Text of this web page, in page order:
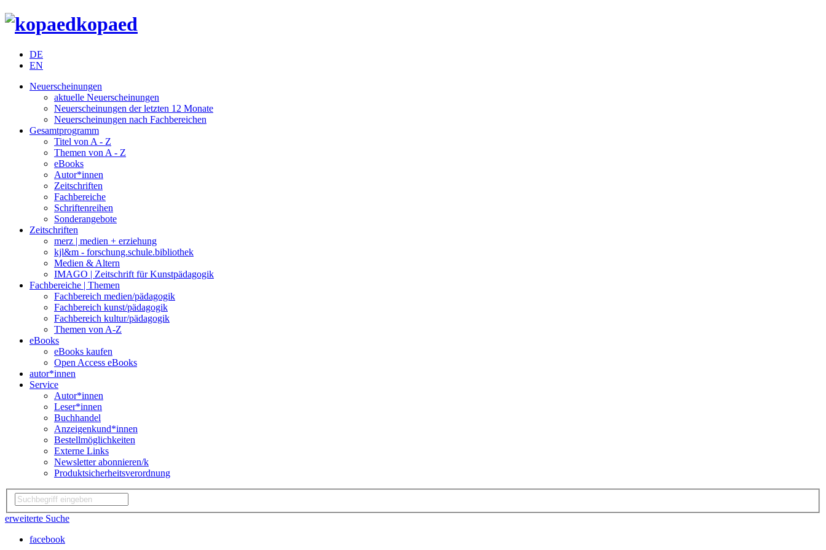
kopaed
DE
EN
Neuerscheinungen
aktuelle Neuerscheinungen
Neuerscheinungen der letzten 12 Monate
Neuerscheinungen nach Fachbereichen
Gesamtprogramm
Titel von A - Z
Themen von A - Z
eBooks
Autor*innen
Zeitschriften
Fachbereiche
Schriftenreihen
Sonderangebote
Zeitschriften
merz | medien + erziehung
kjl&m - forschung.schule.bibliothek
Medien & Altern
IMAGO | Zeitschrift für Kunstpädagogik
Fachbereiche | Themen
Fachbereich medien/pädagogik
Fachbereich kunst/pädagogik
Fachbereich kultur/pädagogik
Themen von A-Z
eBooks
eBooks kaufen
Open Access eBooks
autor*innen
Service
Autor*innen
Leser*innen
Buchhandel
Anzeigenkund*innen
Bestellmöglichkeiten
Externe Links
Newsletter abonnieren/k
Produktsicherheitsverordnung
erweiterte Suche
facebook